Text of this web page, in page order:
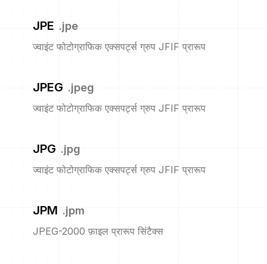
JPE .jpe
ज्वाइंट फोटोग्राफिक एक्सपर्ट्स ग्रुप JFIF प्रारूप
JPEG .jpeg
ज्वाइंट फोटोग्राफिक एक्सपर्ट्स ग्रुप JFIF प्रारूप
JPG .jpg
ज्वाइंट फोटोग्राफिक एक्सपर्ट्स ग्रुप JFIF प्रारूप
JPM .jpm
JPEG-2000 फ़ाइल प्रारूप सिंटैक्स